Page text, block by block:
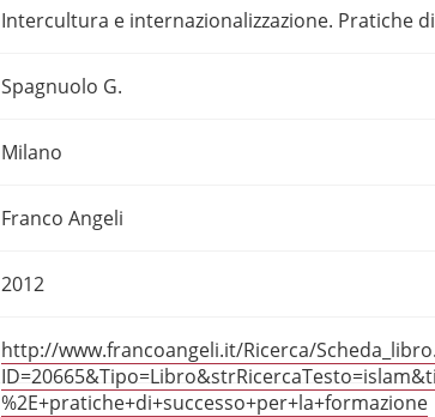
Intercultura e internazionalizzazione. Pratiche
Spagnuolo G.
Milano
Franco Angeli
2012
http://www.francoangeli.it/Ricerca/
%2E+pratiche+di+successo+per+la+formazione